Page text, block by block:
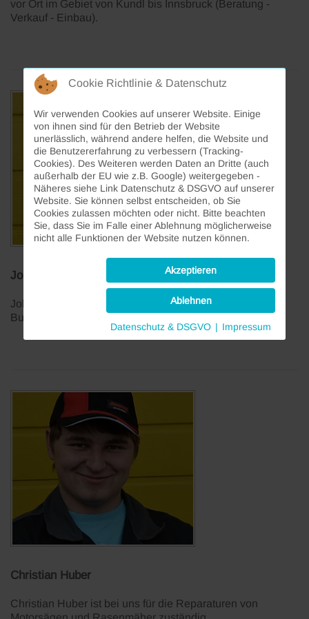
vor Ort im Gebiet von Kundl bis Innsbruck (Beratung -
Verkauf - Einbau).
Johanna Seebacher
Johanna Seebacher ist bei uns für das Büro und die
Buchhaltung zuständig.
Christian Huber
Christian Huber ist bei uns für die Reparaturen von
Cookie Richtlinie & Datenschutz
Wir verwenden Cookies auf unserer Website. Einige
von ihnen sind für den Betrieb der Website
unerlässlich, während andere helfen, die Website und
die Benutzererfahrung zu verbessern (Tracking-
Cookies). Des Weiteren werden Daten an Dritte (auch
außerhalb der EU wie z.B. Google) weitergegeben -
Näheres siehe Link Datenschutz & DSGVO auf unserer
Website. Sie können selbst entscheiden, ob Sie
Cookies zulassen möchten oder nicht. Bitte beachten
Sie, dass Sie im Falle einer Ablehnung möglicherweise
nicht alle Funktionen der Website nutzen können.
Akzeptieren
Ablehnen
Datenschutz & DSGVO | Impressum